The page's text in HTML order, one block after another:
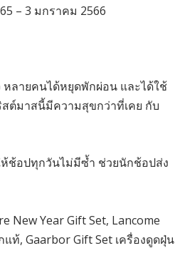
– 3 มกราคม 2566
หลายคนได้หยุดพักผ่อน และได้ใช้
สต์มาสนี้มีความสุขกว่าที่เคย กับ
ห้ช้อปทุกวันไม่มีซ้ำ ช่วยนักช้อปส่ง
New Year Gift Set, Lancome
ท้, Gaarbor Gift Set เครื่องดูดฝุ่น